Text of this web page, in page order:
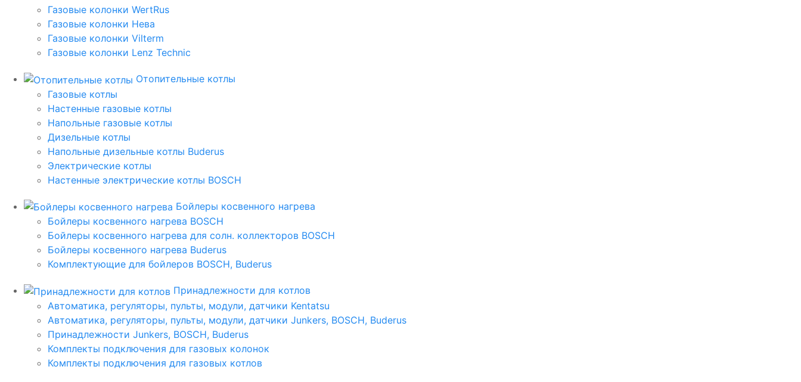
Газовые колонки WertRus
Газовые колонки Нева
Газовые колонки Vilterm
Газовые колонки Lenz Technic
Отопительные котлы
Газовые котлы
Настенные газовые котлы
Напольные газовые котлы
Дизельные котлы
Напольные дизельные котлы Buderus
Электрические котлы
Настенные электрические котлы BOSCH
Бойлеры косвенного нагрева
Бойлеры косвенного нагрева BOSCH
Бойлеры косвенного нагрева для солн. коллекторов BOSCH
Бойлеры косвенного нагрева Buderus
Комплектующие для бойлеров BOSCH, Buderus
Принадлежности для котлов
Автоматика, регуляторы, пульты, модули, датчики Kentatsu
Автоматика, регуляторы, пульты, модули, датчики Junkers, BOSCH, Buderus
Принадлежности Junkers, BOSCH, Buderus
Комплекты подключения для газовых колонок
Комплекты подключения для газовых котлов